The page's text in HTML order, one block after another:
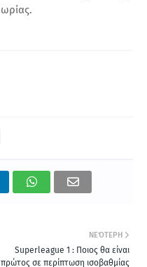
ΝΕΌΤΕΡΗ
Superleague 1 : Ποιος θα είναι
πρώτος σε περίπτωση ισοβαθμίας